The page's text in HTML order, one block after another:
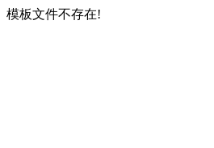
模板文件不存在!